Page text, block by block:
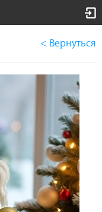
< Вернуться